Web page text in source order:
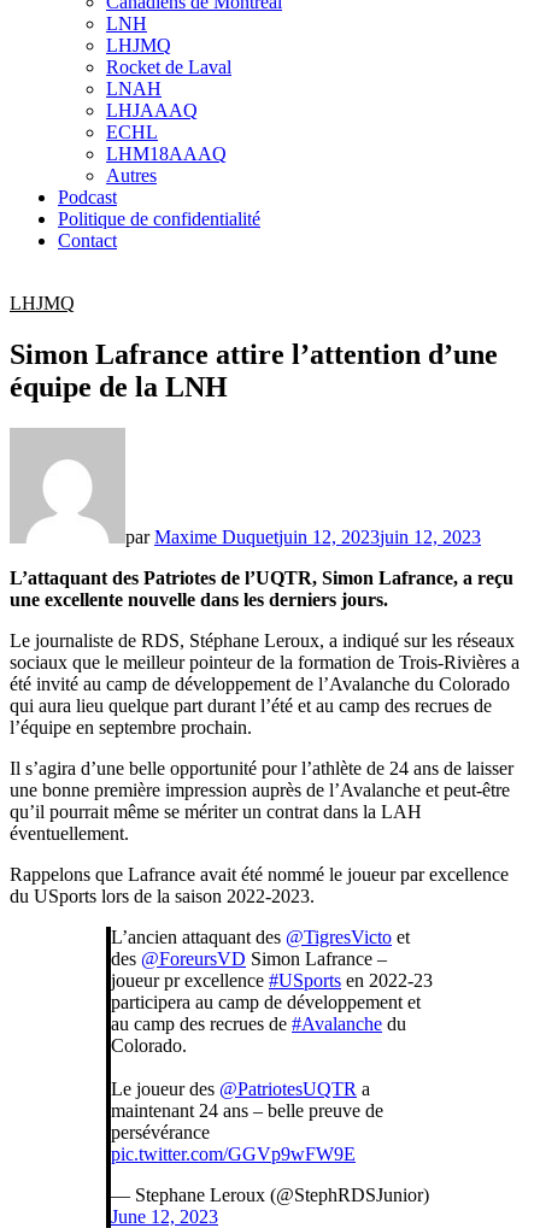
sub
menu
LNH
LHJMQ
Rocket de Laval
LNAH
LHJAAAQ
ECHL
LHM18AAAQ
Autres
Podcast
Politique de confidentialité
Contact
LHJMQ
Simon Lafrance attire l’attention d’une
équipe de la LNH
parMaxime Duquetjuin 12, 2023juin 12, 2023
L’attaquant des Patriotes de l’UQTR, Simon Lafrance, a reçu
une excellente nouvelle dans les derniers jours.
Le journaliste de RDS, Stéphane Leroux, a indiqué sur les réseaux
sociaux que le meilleur pointeur de la formation de Trois-Rivières a
été invité au camp de développement de l’Avalanche du Colorado
qui aura lieu quelque part durant l’été et au camp des recrues de
l’équipe en septembre prochain.
Il s’agira d’une belle opportunité pour l’athlète de 24 ans de laisser
une bonne première impression auprès de l’Avalanche et peut-être
qu’il pourrait même se mériter un contrat dans la LAH
éventuellement.
Rappelons que Lafrance avait été nommé le joueur par excellence
du USports lors de la saison 2022-2023.
L’ancien attaquant des @TigresVicto et
des @ForeursVD Simon Lafrance –
joueur pr excellence #USports en 2022-23
participera au camp de développement et
au camp des recrues de #Avalanche du
Colorado.
Le joueur des @PatriotesUQTR a
maintenant 24 ans – belle preuve de
persévérance
pic.twitter.com/GGVp9wFW9E
— Stephane Leroux (@StephRDSJunior)
June 12, 2023